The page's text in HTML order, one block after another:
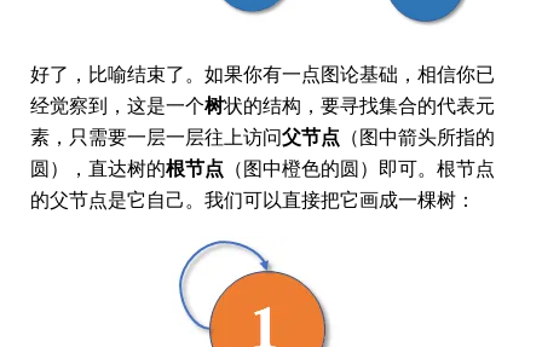
好了，比喻结束了。如果你有一点图论基础，相信你已
经觉察到，这是一个树状的结构，要寻找集合的代表元
素，只需要一层一层往上访问父节点 （图中箭头所指的
圆），直达树的根节点 （图中橙色的圆）即可。根节点
的父节点是它自己。我们可以直接把它画成一棵树：